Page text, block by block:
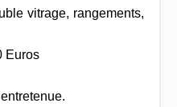
vitrage, rangements,
Euros